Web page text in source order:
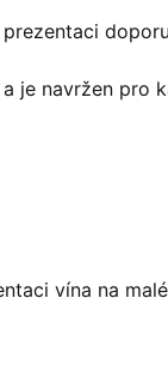
je navržen pro
vína na